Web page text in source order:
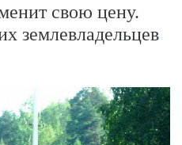
свою цену.
землевладельцев